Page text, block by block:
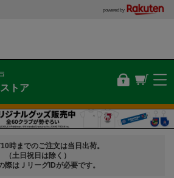
powered by
トア
時までのご注文は当日出荷。
（土日祝日は除く）
際はＪリーグIDが必要です。